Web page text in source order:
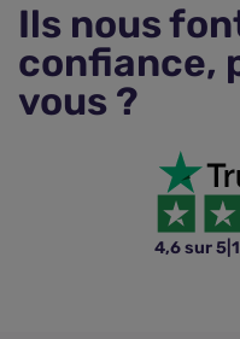
Ils nous
confiance,
vous ?
4,6 sur 5